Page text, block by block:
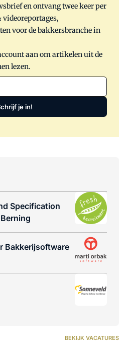
en ontvang twee keer per
videoreportages,
voor de bakkersbranche in
aan om artikelen uit de
lezen.
je in!
Specification
Bakkerijsoftware
BEKIJK VACATURES